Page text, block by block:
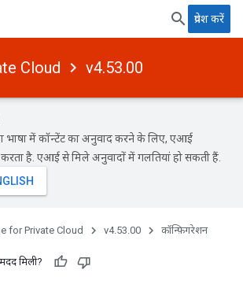
प्रवेश करें
Cloud v4.53.00
भाषा में कॉन्टेंट का अनुवाद करने के लिए, एआई
है. एआई से मिले अनुवादों में गलतियां हो सकती हैं.
for Private Cloud v4.53.00 कॉन्फ़िगरेशन
मिली?